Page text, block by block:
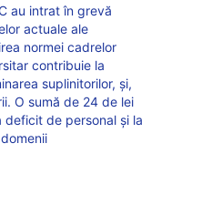
au intrat în grevă
actuale ale
normei cadrelor
contribuie la
suplinitorilor, și,
O sumă de 24 de lei
de personal și la